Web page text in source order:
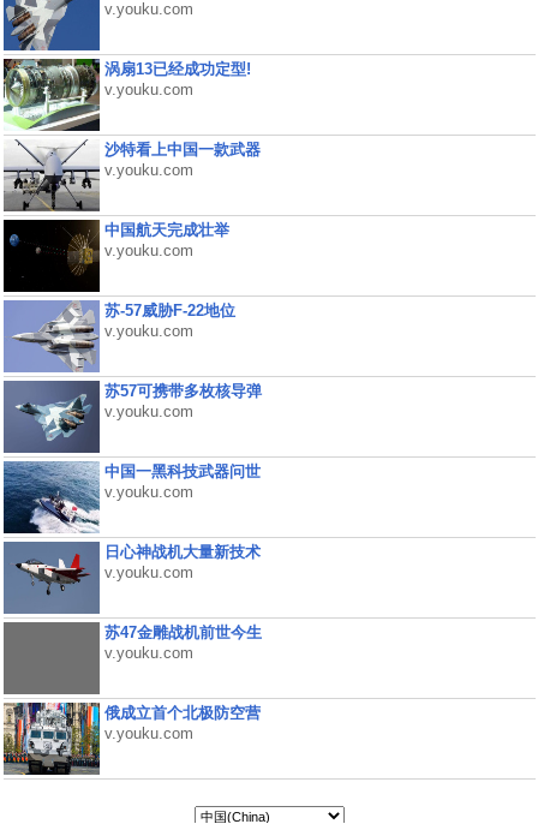
v.youku.com
涡扇13已经成功定型!
v.youku.com
沙特看上中国一款武器
v.youku.com
中国航天完成壮举
v.youku.com
苏-57威胁F-22地位
v.youku.com
苏57可携带多枚核导弹
v.youku.com
中国一黑科技武器问世
v.youku.com
日心神战机大量新技术
v.youku.com
苏47金雕战机前世今生
v.youku.com
俄成立首个北极防空营
v.youku.com